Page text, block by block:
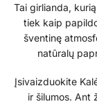
Tai girlianda,
tiek kaip
šventinę
natūralų
Įsivaizduokite
ir šilumos. Ant